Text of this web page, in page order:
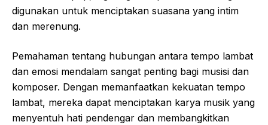
digunakan untuk menciptakan suasana yang intim
dan merenung.
Pemahaman tentang hubungan antara tempo lambat
dan emosi mendalam sangat penting bagi musisi dan
komposer. Dengan memanfaatkan kekuatan tempo
lambat, mereka dapat menciptakan karya musik yang
menyentuh hati pendengar dan membangkitkan